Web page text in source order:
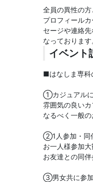
全員の異性の方
プロフィール
セージや連絡
なっております
イベント
■はなしま専科
①カジュアル
雰囲気の良い
なるべく一般
②1人参加・同
お一人様参加大
お友達との同伴
③男女共に参